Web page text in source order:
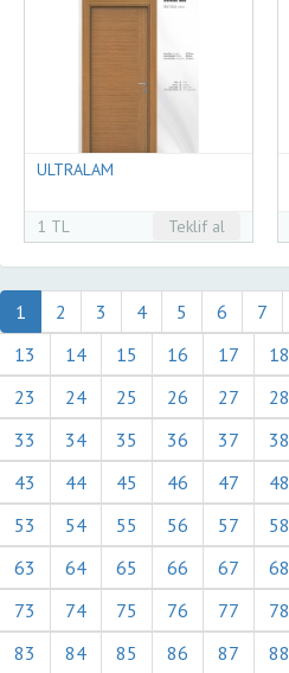
ULTRALAM
1 TL Teklif al
1 2 3 4 5 6 7
13
14 15 16 17 18
23
24 25 26 27 28
33
34 35 36 37 38
43
44 45 46 47 48
53
54 55 56 57 58
63
64 65 66 67 68
73
74 75 76 77 78
83
84 85 86 87 88